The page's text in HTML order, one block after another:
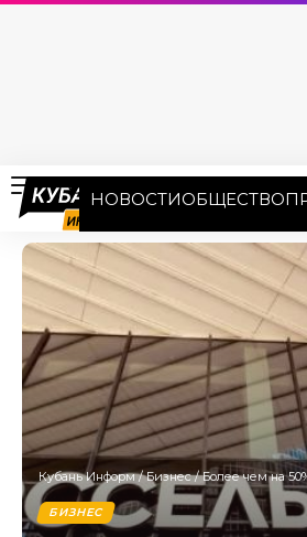
НОВОСТИОБЩЕСТВО
Кубань Информ/Бизнес/Более чем на 50% нарастил
БИЗНЕС